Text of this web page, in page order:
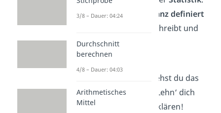
Erfahre hier, wie die
Varianz definiert
ist, welchen Wert sie beschreibt und
was derUnterschied zur
Standardabweichung
verstehst du das
Thema ohne Probleme – Lehn‘ dich
zurück und lass‘ es dir erklären!
3/8 – Dauer: 04:24
Durchschnitt
berechnen
4/8 – Dauer: 04:03
Arithmetisches
Mittel